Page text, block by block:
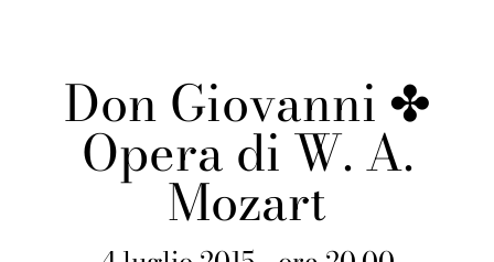
Don Giovanni ✤
Opera di W. A.
Mozart